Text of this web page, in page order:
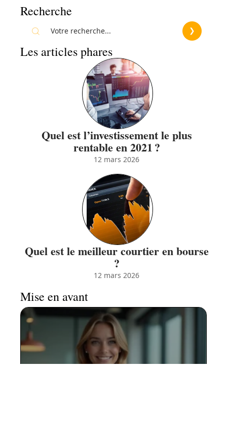
Recherche
Les articles phares
Quel est l’investissement le plus
rentable en 2021 ?
12 mars 2026
Quel est le meilleur courtier en bourse
?
12 mars 2026
Mise en avant
Votre première levée avec le